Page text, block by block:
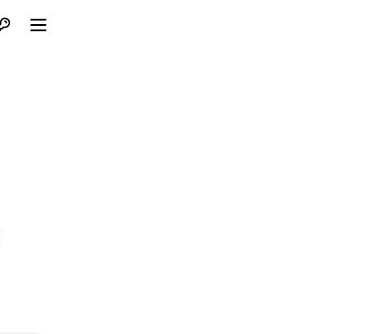
Otvori profil